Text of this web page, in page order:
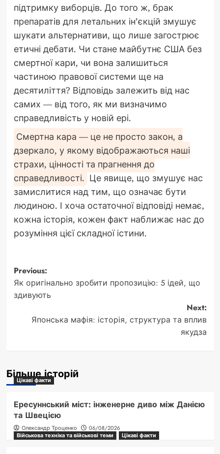
підтримку виборців. До того ж, брак
препаратів для летальних ін’єкцій змушує
шукати альтернативи, що лише загострює
етичні дебати. Чи стане майбутнє США без
смертної кари, чи вона залишиться
частиною правової системи ще на
десятиліття? Відповідь залежить від нас
самих — від того, як ми визначимо
справедливість у новій ері.
Смертна кара — це не просто закон, а
дзеркало, у якому відображаються наші
страхи, цінності та прагнення до
справедливості. Це явище, що змушує нас
замислитися над тим, що означає бути
людиною. І хоча остаточної відповіді немає,
кожна історія, кожен факт наближає нас до
розуміння цієї складної істини.
Post
navigation
Previous:
Як оригінально зробити пропозицію: 5 ідей, що
здивують
Next:
Японська мафія: історія, структура та вплив
якудза
Більше історій
Цікаві факти
Ересуннський міст: інженерне диво між Данією
та Швецією
Олександр Троценко
06/08/2026
Військова техніка та військові теми
Цікаві факти